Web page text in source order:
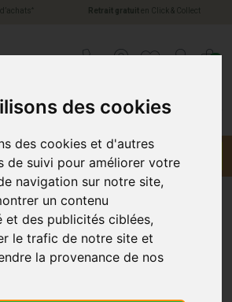
des cookies
des cookies et d'autres
de suivi pour améliorer votre
navigation sur notre site,
un contenu
et des publicités ciblées,
le trafic de notre site et
la provenance de nos
* Retrait gratuiten Click & Collect
Promotions